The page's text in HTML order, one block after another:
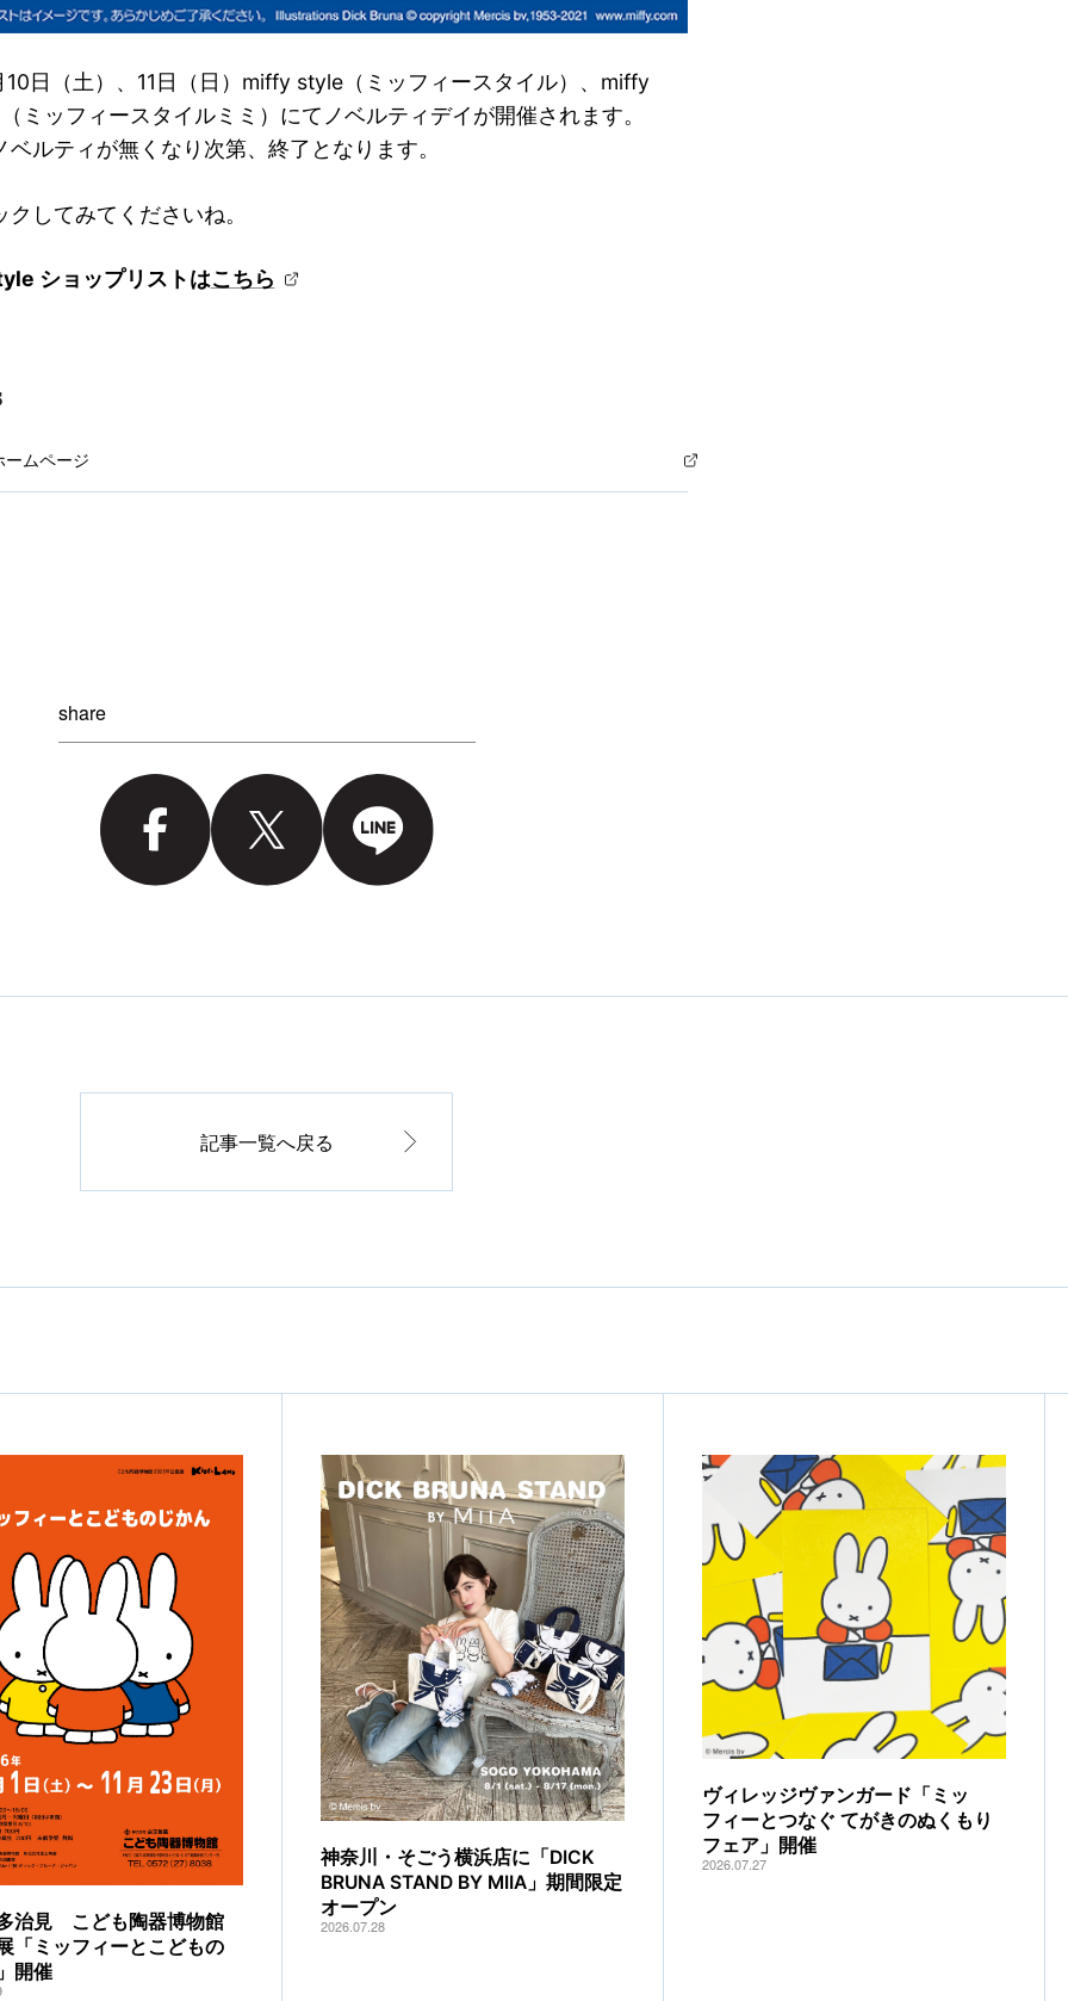
10日（土）、11日（日）miffy style（ミッフィースタイル）、miffy
ミッフィースタイルミミ）にてノベルティデイが開催されます。
ベルティが無くなり次第、終了となります。
クしてみてくださいね。
ショップリストはこちら
ムページ
share
記事一覧へ戻る
治見 こども陶器博物館
「ミッフィーとこどもの
開催
神奈川・そごう横浜店に「DICK
BRUNA STAND BY MIIA」期間限定
オープン
2026.07.28
ヴィレッジヴァンガード「ミッ
フィーとつなぐ てがきのぬくもり
フェア」開催
2026.07.27